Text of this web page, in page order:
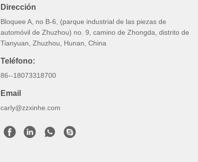
Dirección
Bloquee A, no B-6, (parque industrial de las piezas de
automóvil de Zhuzhou) no. 9, camino de Zhongda, distrito de
Tianyuan, Zhuzhou, Hunan, China
Teléfono:
86--18073318700
Email
carly@zzxinhe.com